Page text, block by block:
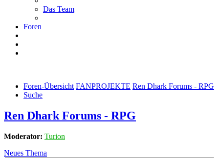
Das Team
Foren
Foren-Übersicht FANPROJEKTE Ren Dhark Forums - RPG
Suche
Ren Dhark Forums - RPG
Moderator: Turion
Neues Thema